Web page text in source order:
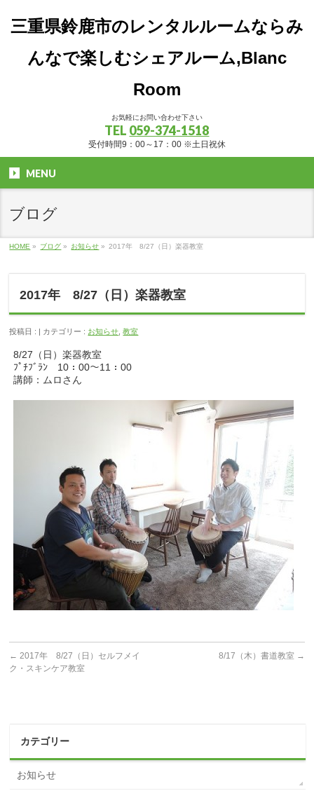
三重県鈴鹿市のレンタルルームならみ
んなで楽しむシェアルーム,Blanc
Room
お気軽にお問い合わせ下さい
TEL 059-374-1518
受付時間9：00～17：00 ※土日祝休
MENU
ブログ
HOME » ブログ » お知らせ » 2017年 8/27（日）楽器教室
2017年 8/27（日）楽器教室
投稿日 : | カテゴリー : お知らせ ,教室
8/27（日）楽器教室
ﾌﾟﾁﾌﾞﾗﾝ 10：00～11：00
講師：ムロさん
← 2017年 8/27（日）セルフメイ
ク・スキンケア教室
8/17（木）書道教室 →
カテゴリー
お知らせ